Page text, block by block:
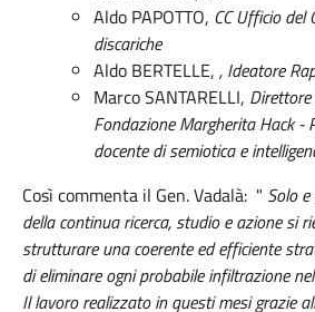
Aldo PAPOTTO, CC Ufficio del
discariche
Aldo BERTELLE, , Ideatore
Marco SANTARELLI,
Fondazione Margherita Hack -
docente di semiotica e
Così commenta il Gen. Vadalà: " Solo
della continua ricerca, studio e azione si
strutturare una coerente ed efficiente
di eliminare ogni probabile infiltrazione
Il lavoro realizzato in questi mesi grazie